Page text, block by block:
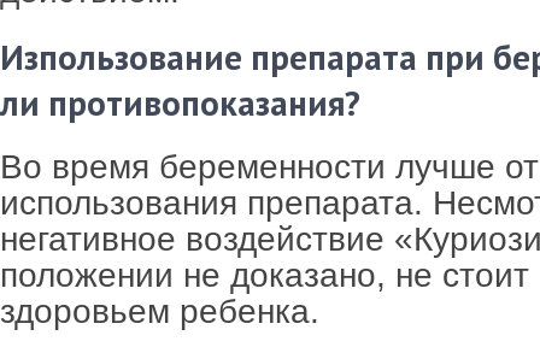
Изпользование препарата при
ли противопоказания?
Во время беременности лучше
использования препарата.
негативное воздействие
положении не доказано, не стоит
здоровьем ребенка.